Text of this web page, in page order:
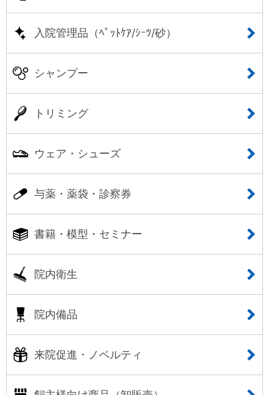
入院管理品（ﾍﾟｯﾄｹｱ/ｼｰﾂ/砂）
シャンプー
トリミング
ウェア・シューズ
与薬・薬袋・診察券
書籍・模型・セミナー
院内衛生
院内備品
来院促進・ノベルティ